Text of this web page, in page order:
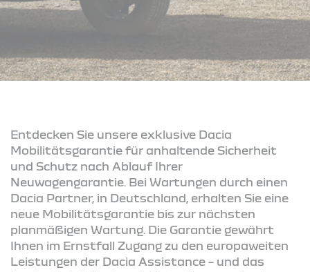
Entdecken Sie unsere exklusive Dacia
Mobilitätsgarantie für anhaltende Sicherheit
und Schutz nach Ablauf Ihrer
Neuwagengarantie. Bei Wartungen durch einen
Dacia Partner, in Deutschland, erhalten Sie eine
neue Mobilitätsgarantie bis zur nächsten
planmäßigen Wartung. Die Garantie gewährt
Ihnen im Ernstfall Zugang zu den europaweiten
Leistungen der Dacia Assistance – und das